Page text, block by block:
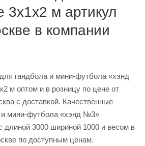
3х1х2 м артикул
в компании
гандбола и мини-футбола «хэнд
м оптом и в розницу по цене от
с доставкой. Качественные
и мини-футбола «хэнд №3»
длиной 3000 шириной 1000 и весом в
по доступным ценам.